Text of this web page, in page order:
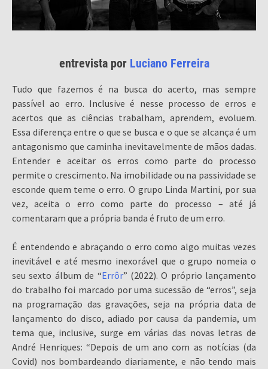
entrevista por Luciano Ferreira
Tudo que fazemos é na busca do acerto, mas sempre
passível ao erro. Inclusive é nesse processo de erros e
acertos que as ciências trabalham, aprendem, evoluem.
Essa diferença entre o que se busca e o que se alcança é um
antagonismo que caminha inevitavelmente de mãos dadas.
Entender e aceitar os erros como parte do processo
permite o crescimento. Na imobilidade ou na passividade se
esconde quem teme o erro. O grupo Linda Martini, por sua
vez, aceita o erro como parte do processo – até já
comentaram que a própria banda é fruto de um erro.
É entendendo e abraçando o erro como algo muitas vezes
inevitável e até mesmo inexorável que o grupo nomeia o
seu sexto álbum de “Errôr” (2022). O próprio lançamento
do trabalho foi marcado por uma sucessão de “erros”, seja
na programação das gravações, seja na própria data de
lançamento do disco, adiado por causa da pandemia, um
tema que, inclusive, surge em várias das novas letras de
André Henriques: “Depois de um ano com as notícias (da
Covid) nos bombardeando diariamente, e não tendo mais